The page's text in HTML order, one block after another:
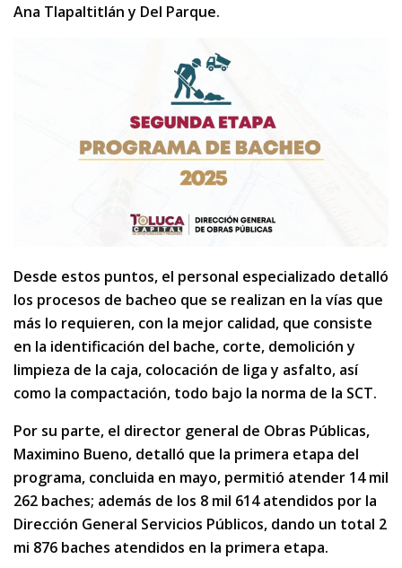
Ana Tlapaltitlán y Del Parque.
Desde estos puntos, el personal especializado detalló
los procesos de bacheo que se realizan en la vías que
más lo requieren, con la mejor calidad, que consiste
en la identificación del bache, corte, demolición y
limpieza de la caja, colocación de liga y asfalto, así
como la compactación, todo bajo la norma de la SCT.
Por su parte, el director general de Obras Públicas,
Maximino Bueno, detalló que la primera etapa del
programa, concluida en mayo, permitió atender 14 mil
262 baches; además de los 8 mil 614 atendidos por la
Dirección General Servicios Públicos, dando un total 2
mi 876 baches atendidos en la primera etapa.